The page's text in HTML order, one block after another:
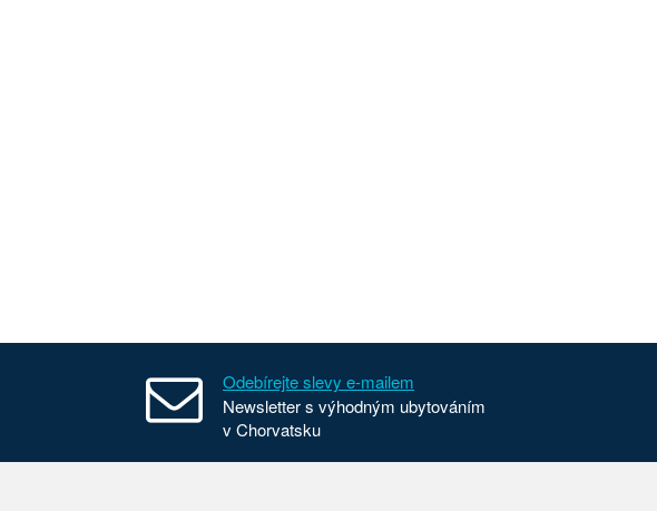
Odebírejte slevy e-mailem
Newsletter s výhodným ubytováním
v Chorvatsku